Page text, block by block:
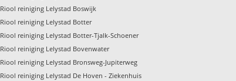
Riool reiniging Lelystad Boswijk
Riool reiniging Lelystad Botter
Riool reiniging Lelystad Botter-Tjalk-Schoener
Riool reiniging Lelystad Bovenwater
Riool reiniging Lelystad Bronsweg-Jupiterweg
Riool reiniging Lelystad De Hoven - Ziekenhuis